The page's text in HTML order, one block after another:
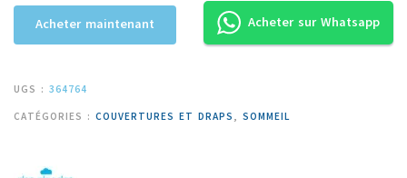
Acheter maintenant Acheter sur Whatsapp
UGS : 364764
CATÉGORIES : COUVERTURES ET DRAPS , SOMMEIL